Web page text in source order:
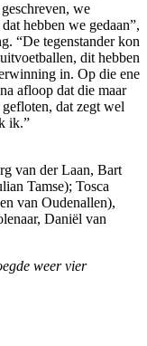
we
hebben we gedaan”,
“De tegenstander kon
dit hebben
in. Op die ene
afloop dat die maar
dat zegt wel
ik.”
van der Laan, Bart
Tamse); Tosca
van Oudenallen),
Daniël van
weer vier